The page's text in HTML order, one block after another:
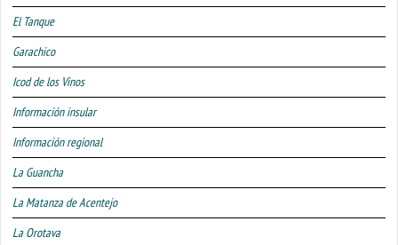
El Tanque
Garachico
Icod de los Vinos
Información insular
Información regional
La Guancha
La Matanza de Acentejo
La Orotava